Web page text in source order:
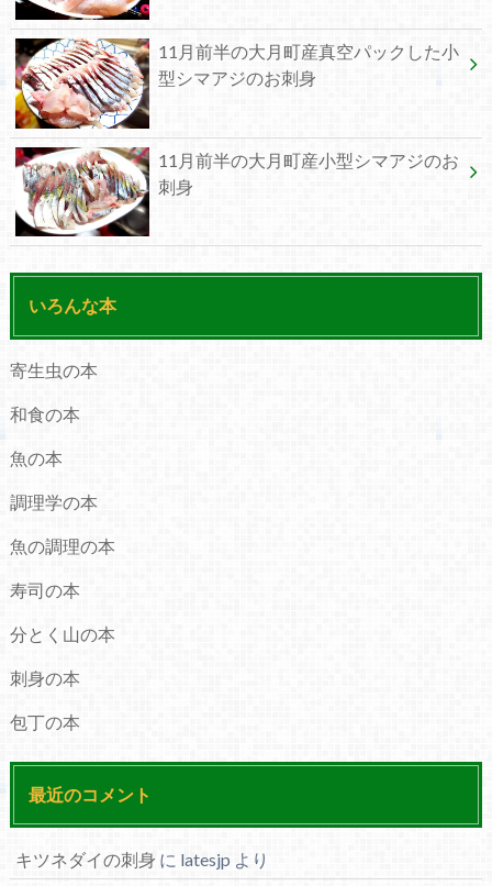
11月前半の大月町産真空パックした小
型シマアジのお刺身
11月前半の大月町産小型シマアジのお
刺身
いろんな本
寄生虫の本
和食の本
魚の本
調理学の本
魚の調理の本
寿司の本
分とく山の本
刺身の本
包丁の本
最近のコメント
キツネダイの刺身 に latesjp より